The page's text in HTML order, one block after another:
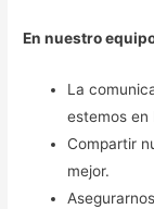
En nuestro
La
estemos en
Compartir
mejor.